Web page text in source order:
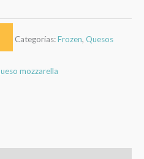
Categorías:Frozen, Quesos
mozzarella